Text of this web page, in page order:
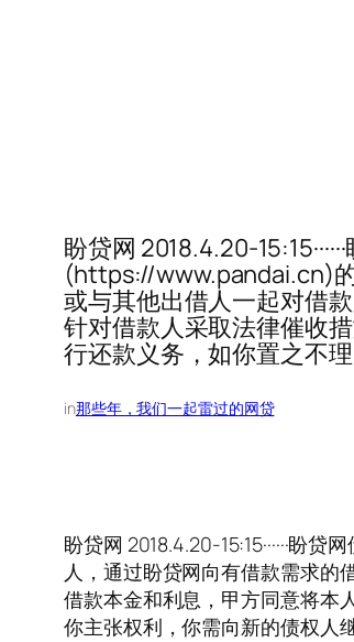
盼贷网 2018.4.20-
(https://www.pandai.cn)
或与其他出借人一起对借
针对借款人采取法律催收措
行还款义务，如你置之不
in那些年，我们一起雷过的网贷
盼贷网 2018.4.20-15:15······盼
人，通过盼贷网向有借款需求的
借款本金和利息，甲方同意将本
你主张权利，你需向新的债权人